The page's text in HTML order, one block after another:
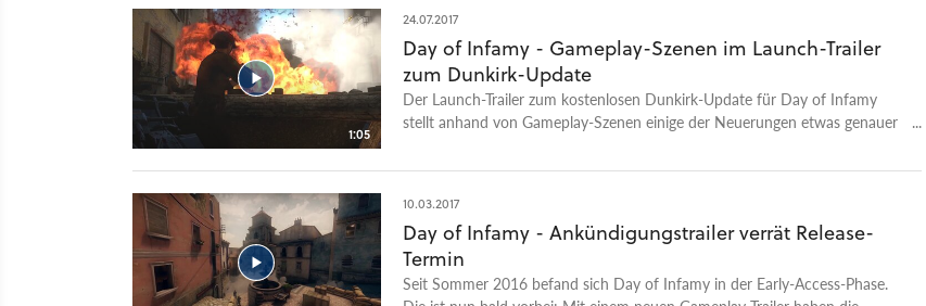
1:05
24.07.2017
Day of Infamy - Gameplay-Szenen im Launch-Trailer
zum Dunkirk-Update
Der Launch-Trailer zum kostenlosen Dunkirk-Update für Day of Infamy
stellt anhand von Gameplay-Szenen einige der Neuerungen etwas genauer
Regisseurs Christopher Nolan - unter anderem eine neue Map namens
Hinzu kommt eine zweite Map, bei der die Schlacht von Breville
thematisiert wird. Des Weiteren haben die Entwickler ein wenig an der
Grafik-Engine geschraubt, um eine detailliertere Darstellung von Gräsern
und Laubwerk zu ermöglichen.
10.03.2017
Day of Infamy - Ankündigungstrailer verrät Release-
Termin
Seit Sommer 2016 befand sich Day of Infamy in der Early-Access-Phase.